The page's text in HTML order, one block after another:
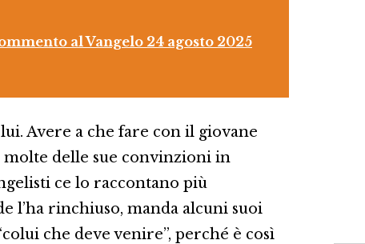
al Vangelo 24 agosto 2025
Avere a che fare con il giovane
delle sue convinzioni in
ce lo raccontano più
l’ha rinchiuso, manda alcuni suoi
che deve venire”, perché è così